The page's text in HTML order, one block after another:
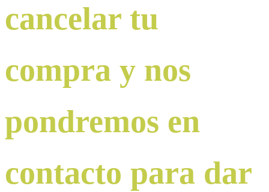
cancelar tu
compra y nos
pondremos en
contacto para dar